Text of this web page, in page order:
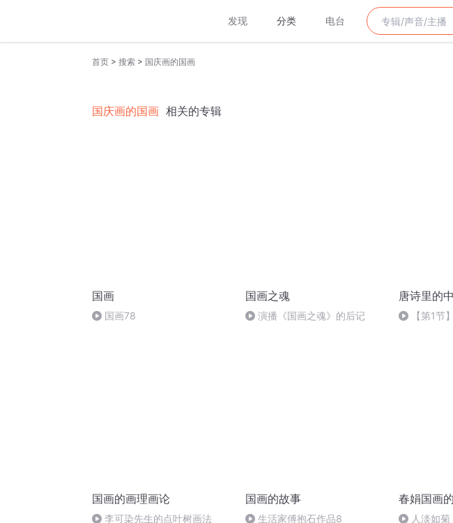
发现 分类 电台
首页 > 搜索 > 国庆画的国画
国庆画的国画 相关的专辑
国画
国画78
国画之魂
演播《国画之魂》的后记
唐诗里的
【第1节
国画的画理画论
李可染先生的点叶树画法
国画的故事
生活家傅抱石作品8
春娟国画
人淡如菊